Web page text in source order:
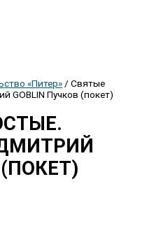
«Питер» / Святые
GOBLIN Пучков (покет)
(ПОКЕТ)